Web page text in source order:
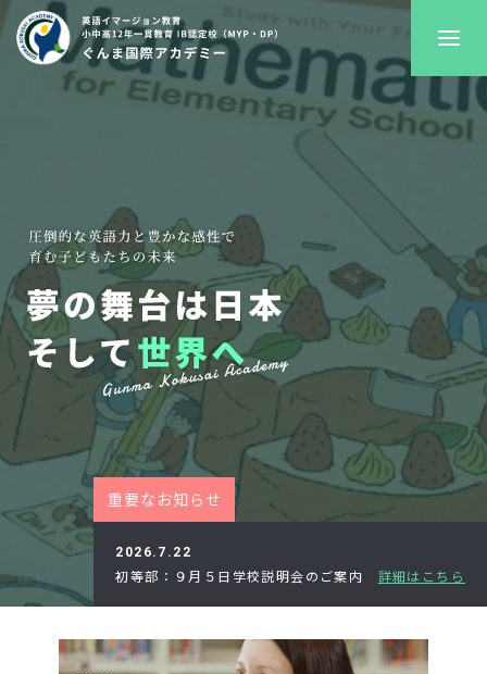
初等部
中高等部
入学案内
進路サポート
News Topics
図書蔵書検索
へ
重要な お知らせ
2026.7.22
初等部：９月５日学校説明会のご案内 詳細はこちら